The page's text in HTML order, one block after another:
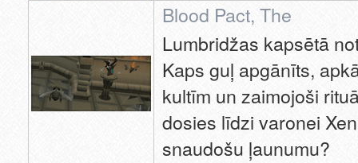
Blood Pact, The
Lumbridžas kapsētā
Kaps guļ apgānīts,
kultīm un zaimojoši
dosies līdzi varonei
snaudošu ļaunumu?